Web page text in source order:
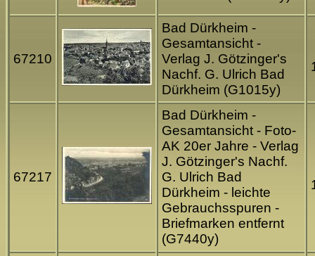
67210
Bad Dürkheim -
Gesamtansicht -
Verlag J. Götzinger's
Nachf. G. Ulrich Bad
Dürkheim (G1015y)
67217
Bad Dürkheim -
Gesamtansicht - Foto-
AK 20er Jahre - Verlag
J. Götzinger's Nachf.
G. Ulrich Bad
Dürkheim - leichte
Gebrauchsspuren -
Briefmarken entfernt
(G7440y)